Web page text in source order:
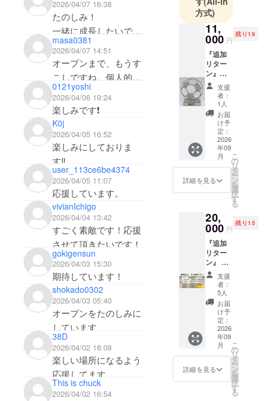
2026/04/07 16:38
たのしみ！
一緒に成長したいです
♪
masa0381
2026/04/07 14:51
オープンまで、もうす
こしですね。個人的に
はゼブラカフェが楽し
みです。またサッカー
もやりたい！
0121yoshi
2026/04/06 19:24
楽しみです❗️
K0j
2026/04/05 16:52
楽しみにしておりま
す‼︎
user_113ce6be4374
2026/04/05 11:07
応援しています。
vivianIchigo
2026/04/04 13:42
すごく素敵です！応援
させて頂きたいです！
gokigensun
2026/04/03 15:30
期待しています！
shokado0302
2026/04/03 05:40
オープンをたのしみに
しています
38D
2026/04/02 18:08
楽しい場所になるよう
応援してます
This is chuck
2026/04/02 16:54
方式)
11,
000 円
残り19
『追加
リター
ン』
【完全
受注生
産・名
入れオ
リジナ
ル鉄製
オブ
ジェ】
①世界
に一つ
だけ、
名入れ
よたス
ポーツ
パーク
ロゴ入
り」の
鉄製オ
ブジェ
をお送
りしま
す。 デ
ザイン
はサッ
カー
ボール
とラグ
ビー
ボール
支援
者：
1人
お届
け予
定：
2026
年09
月
詳細を見る
こ
の
リ
タ
ー
ン
を
選
択
す
る
20,
000 円
残り15
『追加
リター
ン』 ≪
全力応
援
≫【御
芳名
（小）
・法人
団体プ
ラン】
①クラ
ブハウ
ス正面
に御芳
支援
者：
5人
お届
け予
定：
2026
年09
月
詳細を見る
こ
の
リ
タ
ー
ン
を
選
択
す
る